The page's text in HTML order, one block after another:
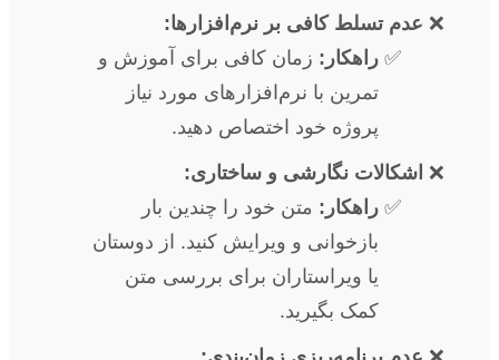
عدم تسلط کافی بر نرم‌افزارها:
راهکار: زمان کافی برای آموزش و
تمرین با نرم‌افزارهای مورد نیاز
پروژه خود اختصاص دهید.
اشکالات نگارشی و ساختاری:
راهکار: متن خود را چندین بار
بازخوانی و ویرایش کنید. از دوستان
یا ویراستاران برای بررسی متن
کمک بگیرید.